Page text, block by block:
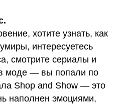
хотите узнать, как
интересуетесь
смотрите сериалы и
моде — вы попали по
Shop and Show — это
наполнен эмоциями,